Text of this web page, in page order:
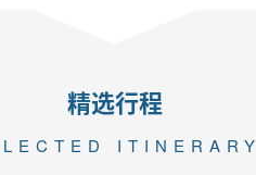
精选行程
ITINERARY